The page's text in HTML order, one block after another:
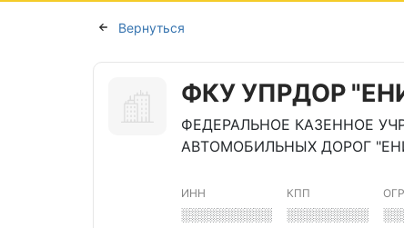
Вернуться
ФКУ УПРДОР
ФЕДЕРАЛЬНОЕ КАЗЕННОЕ
АВТОМОБИЛЬНЫХ ДОРОГ
ИНН
░░░░░░░░░░
КПП
░░░░░░░░░